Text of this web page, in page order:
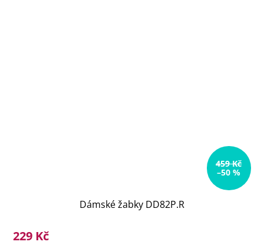
459 Kč
–50 %
Dámské žabky DD82P.R
229 Kč